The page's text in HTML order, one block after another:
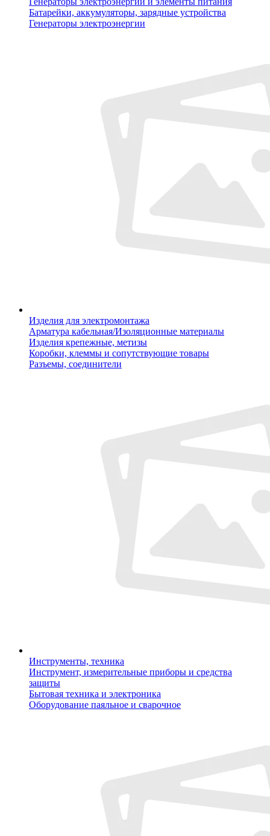
Батарейки, аккумуляторы, зарядные устройства
Генераторы электроэнергии
Изделия для электромонтажа
Арматура кабельная/Изоляционные материалы
Изделия крепежные, метизы
Коробки, клеммы и сопутствующие товары
Разъемы, соединители
Инструменты, техника
Инструмент, измерительные приборы и средства
защиты
Бытовая техника и электроника
Оборудование паяльное и сварочное